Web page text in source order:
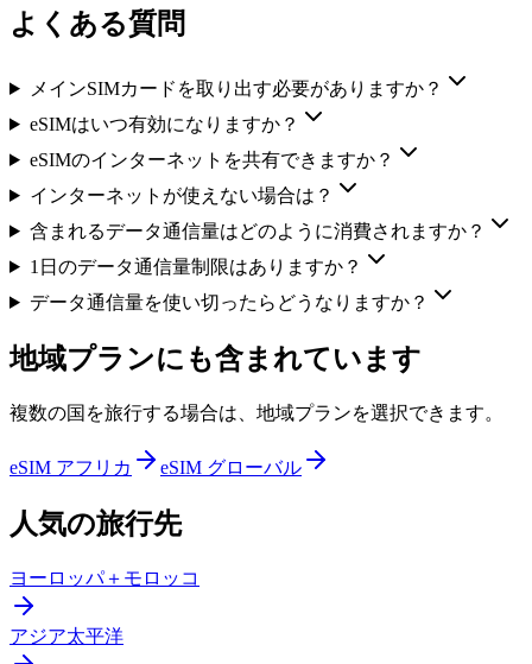
よくある質問
メインSIMカードを取り出す必要がありますか？
eSIMはいつ有効になりますか？
eSIMのインターネットを共有できますか？
インターネットが使えない場合は？
含まれるデータ通信量はどのように消費されますか？
1日のデータ通信量制限はありますか？
データ通信量を使い切ったらどうなりますか？
地域プランにも含まれています
複数の国を旅行する場合は、地域プランを選択できます。
eSIM アフリカ eSIM グローバル
人気の旅行先
ヨーロッパ＋モロッコ
アジア太平洋